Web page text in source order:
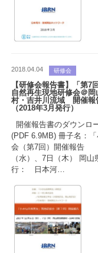
2018.04.04 研修会
【研修会報告書】「第
自然再生現地研修会＠岡
村・吉井川流域 開催報
（2018年3月発行）
開催報告書のダウンロ
(PDF 6.9MB) 冊子名：
会（第7回）開催
（水）、7日（木） 岡
行： 日本河…